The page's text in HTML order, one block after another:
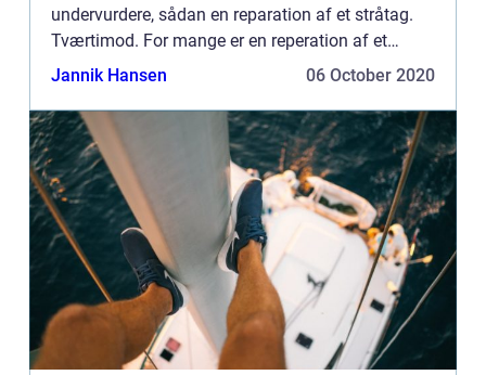
undervurdere, sådan en reparation af et stråtag.
Tværtimod. For mange er en reperation af et
stråtag noget uoverskueligt, da man i første
Jannik Hansen 06 October 2020